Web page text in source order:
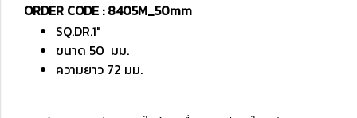
ORDER CODE : 8405M_50mm
SQ.DR.1"
ขนาด 50 มม.
ความยาว 72 มม.